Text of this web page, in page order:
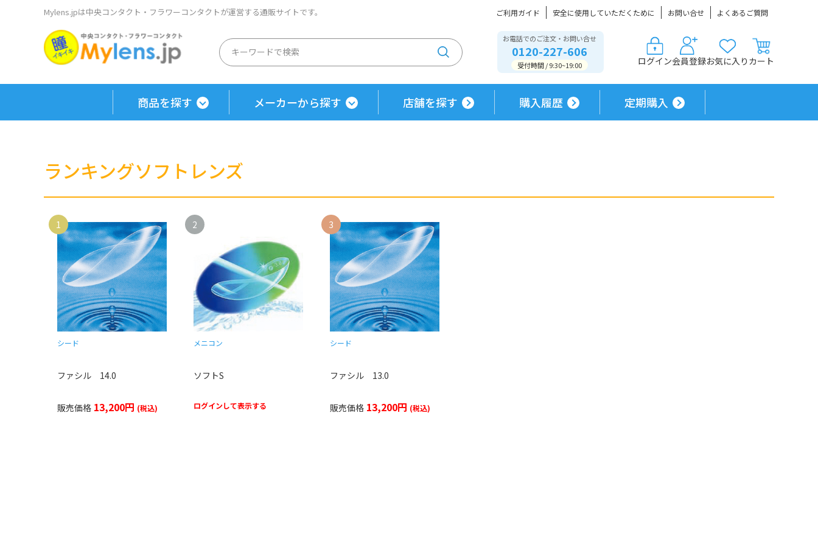
Mylens.jpは中央コンタクト・フラワーコンタクトが運営する通販サイトです。 ご利用ガイド 安全に使用していただくために お問い合せ よくあるご質問
お電話でのご注文・お問い合せ
0120-227-606
受付時間 / 9:30~19:00 ログイン会員登録お気に入り カート
商品を探す メーカーから探す 店舗を探す 購入履歴 定期購入
ランキングソフトレンズ
1
ファシル 14.0
シード
13,200円
2
ソフトS
メニコン
ログインして表示する
3
ファシル 13.0
シード
13,200円